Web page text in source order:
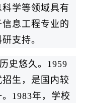
学等领域具有
息工程专业的
支持。
史悠久。1959
生，是国内较
1983年，学校